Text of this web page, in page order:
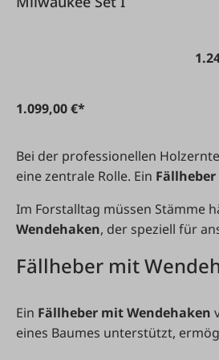
1.099,00 €*
Bei der professionellen
eine zentrale Rolle. Ein
Im Forstalltag müssen Stämme
Wendehaken, der speziell für
Fällheber mit
Ein Fällheber mit Wendehaken
eines Baumes unterstützt,